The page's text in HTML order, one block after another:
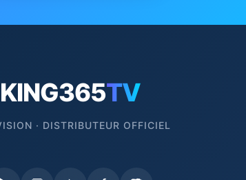
KING365TV
· DISTRIBUTEUR OFFICIEL